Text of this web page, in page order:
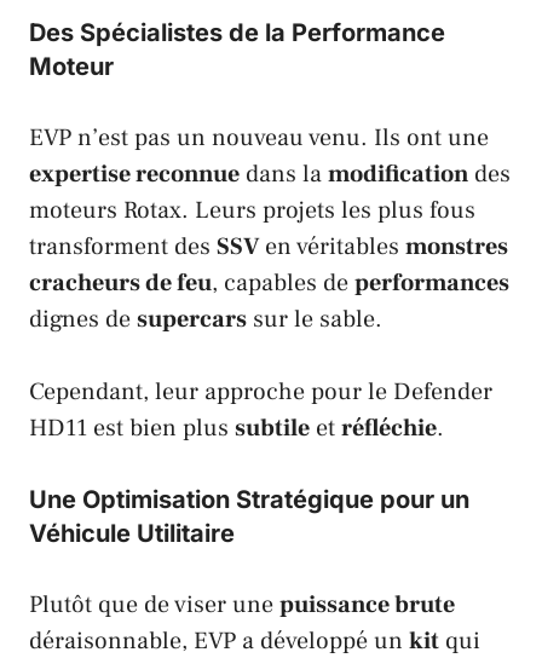
Des Spécialistes de la Performance
Moteur
EVPn’est pas un nouveau venu. Ils ont une
expertise reconnue dans lamodification des
moteurs Rotax. Leurs projets les plus fous
transforment des SSVen véritables monstres
cracheurs de feu, capables deperformances
dignes desupercars sur le sable.
Cependant, leur approche pour le Defender
HD11 est bien plus subtile etréfléchie.
Une Optimisation Stratégique pour un
Véhicule Utilitaire
Plutôt que de viser unepuissance brute
déraisonnable, EVP a développé un kit qui